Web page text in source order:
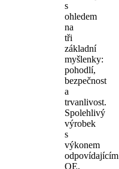
s
ohledem
na
tři
základní
myšlenky:
pohodlí,
bezpečnost
a
trvanlivost.
Spolehlivý
výrobek
s
výkonem
odpovídajícím
OE,